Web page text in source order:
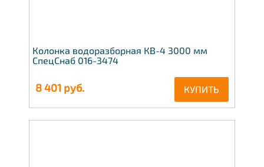
Колонка водоразборная КВ-4 3000 мм
СпецСнаб 016-3474
8 401 руб. КУПИТЬ